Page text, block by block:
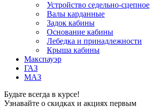
Устройство седельно-сцепное
Валы карданные
Задок кабины
Основание кабины
Лебедка и принадлежности
Крыша кабины
Макспауэр
ГАЗ
МАЗ
Будьте всегда в курсе!
Узнавайте о скидках и акциях первым